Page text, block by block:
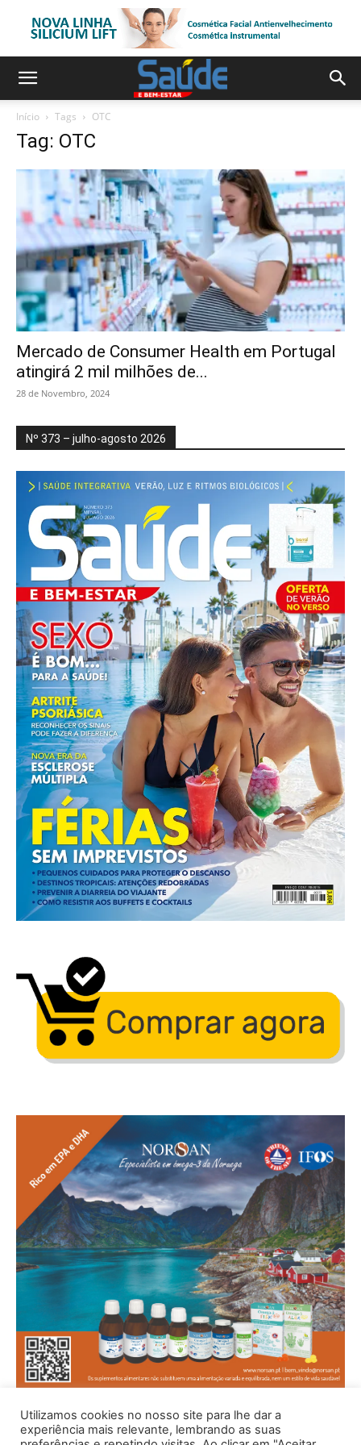
Início Tags OTC
Tag: OTC
Mercado de Consumer Health em Portugal
atingirá 2 mil milhões de...
28 de Novembro, 2024
Nº 373 – julho-agosto 2026
Utilizamos cookies no nosso site para lhe dar a
experiência mais relevante, lembrando as suas